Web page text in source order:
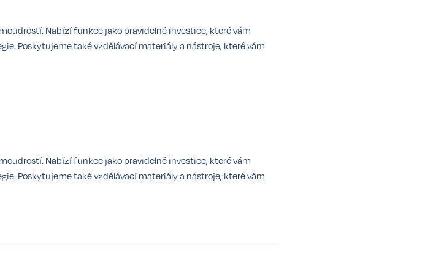
Nabízí funkce jako pravidelné investice, které vám
Poskytujeme také vzdělávací materiály a nástroje, které vám
Nabízí funkce jako pravidelné investice, které vám
Poskytujeme také vzdělávací materiály a nástroje, které vám